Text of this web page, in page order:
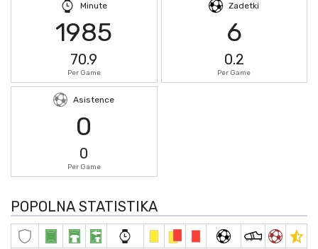
Minute
1985
70.9
Per Game
Zadetki
6
0.2
Per Game
Asistence
0
0
Per Game
POPOLNA STATISTIKA